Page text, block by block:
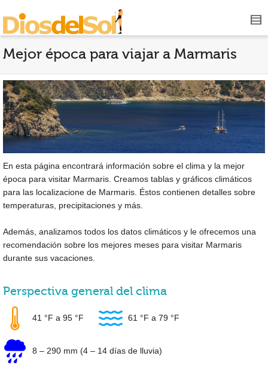
Mejor época para viajar a Marmaris
En esta página encontrará información sobre el clima y la mejor
época para visitar Marmaris. Creamos tablas y gráficos climáticos
para las localizacione de Marmaris. Éstos contienen detalles sobre
temperaturas, precipitaciones y más.
Además, analizamos todos los datos climáticos y le ofrecemos una
recomendación sobre los mejores meses para visitar Marmaris
durante sus vacaciones.
Perspectiva general del clima
41 °F a 95 °F 61 °F a 79 °F
8 – 290 mm (4 – 14 días de lluvia)